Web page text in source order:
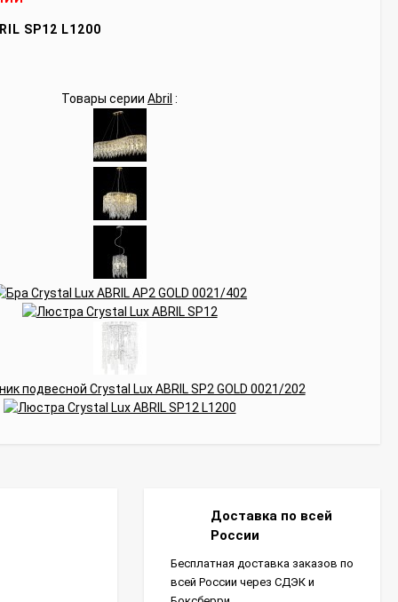
SP12 L1200
Товары серииAbril :
Доставка по всей
России
Бесплатная доставка заказов по
всей России через СДЭК и